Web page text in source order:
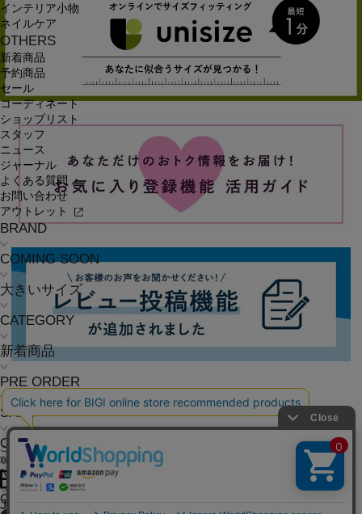
インテリア小物
ネイルケア
OTHERS
新着商品
予約商品
セール
コーディネート
ショップリスト
スタッフ
ニュース
ジャーナル
よくある質問
お問い合わせ
アウトレット
BRAND
COMING SOON
大きいサイズ
CATEGORY
新着商品
PRE ORDER
SALE
COORDINATE
NEWS
JOURNAL
ご利用ガイド よくある質問 お問い合わせ 会社概要 個人情報保護方針
特定商
取引法に基づく表記
OFFICIAL SNS